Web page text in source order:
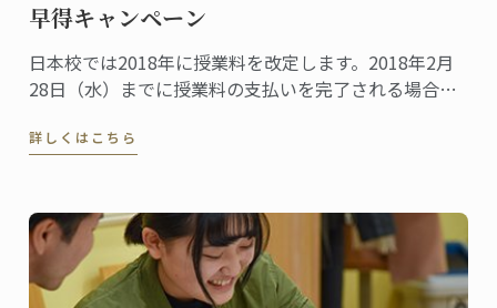
早得キャンペーン
日本校では2018年に授業料を改定します。2018年2月
28日（水）までに授業料の支払いを完了される場合、
をご検討中の方は、早めのお申し込みがお得です。ど
詳しくはこちら